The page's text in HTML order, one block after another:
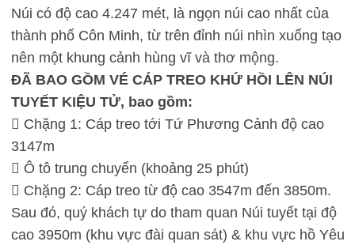
Núi có độ cao 4.247 mét, là ngọn núi cao nhất của
thành phố Côn Minh, từ trên đỉnh núi nhìn xuống tạo
nên một khung cảnh hùng vĩ và thơ mộng.
ĐÃ BAO GỒM VÉ CÁP TREO KHỨ HỒI LÊN NÚI
TUYẾT KIỆU TỬ, bao gồm:
 Chặng 1: Cáp treo tới Tứ Phương Cảnh độ cao
3147m
 Ô tô trung chuyển (khoảng 25 phút)
 Chặng 2: Cáp treo từ độ cao 3547m đến 3850m.
Sau đó, quý khách tự do tham quan Núi tuyết tại độ
cao 3950m (khu vực đài quan sát) & khu vực hồ Yêu